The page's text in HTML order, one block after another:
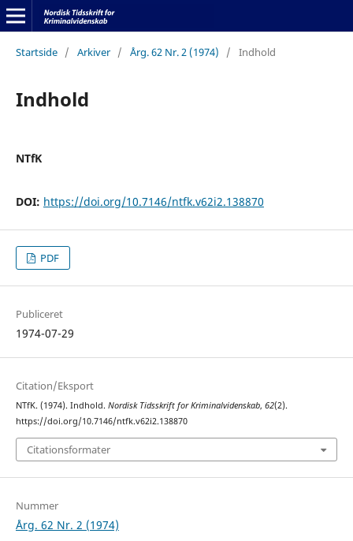
Startside / Arkiver / Årg. 62 Nr. 2 (1974) / Indhold
Indhold
NTfK
DOI: https://doi.org/10.7146/ntfk.v62i2.138870
PDF
Publiceret
1974-07-29
Citation/Eksport
NTfK. (1974). Indhold. Nordisk Tidsskrift for Kriminalvidenskab, 62(2).
https://doi.org/10.7146/ntfk.v62i2.138870
Citationsformater
Nummer
Årg. 62 Nr. 2 (1974)